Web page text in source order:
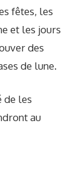
fêtes, les
et les jours
des
de lune.
de les
au